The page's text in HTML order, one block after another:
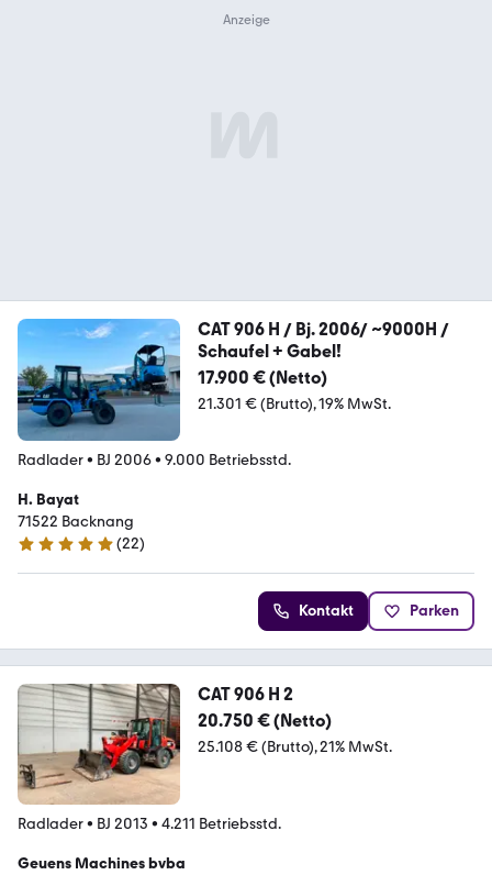
CAT 906 H / Bj. 2006/ ~9000H /
Schaufel + Gabel!
17.900 € (Netto)
21.301 € (Brutto) 19% MwSt.
Radlader• BJ 2006• 9.000 Betriebsstd.
H. Bayat
71522 Backnang
5 Sterne
(22)
Kontakt Parken
CAT 906 H 2
20.750 € (Netto)
25.108 € (Brutto) 21% MwSt.
Radlader• BJ 2013 • 4.211 Betriebsstd.
Geuens Machines bvba